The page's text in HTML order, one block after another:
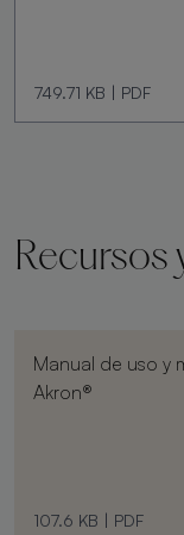
749.71 KB | PDF
Manual de uso y
Akron®
107.6 KB | PDF